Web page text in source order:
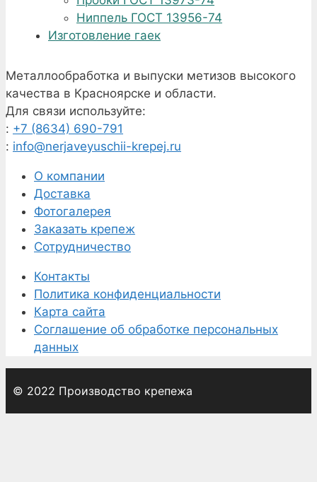
Ниппель ГОСТ 13956-74
Изготовление гаек
Металлообработка и выпуски метизов высокого
качества в Красноярске и области.
Для связи используйте:
: +7 (8634) 690-791
: info@nerjaveyuschii-krepej.ru
О компании
Доставка
Фотогалерея
Заказать крепеж
Сотрудничество
Контакты
Политика конфиденциальности
Карта сайта
Соглашение об обработке персональных
данных
© 2022 Производство крепежа